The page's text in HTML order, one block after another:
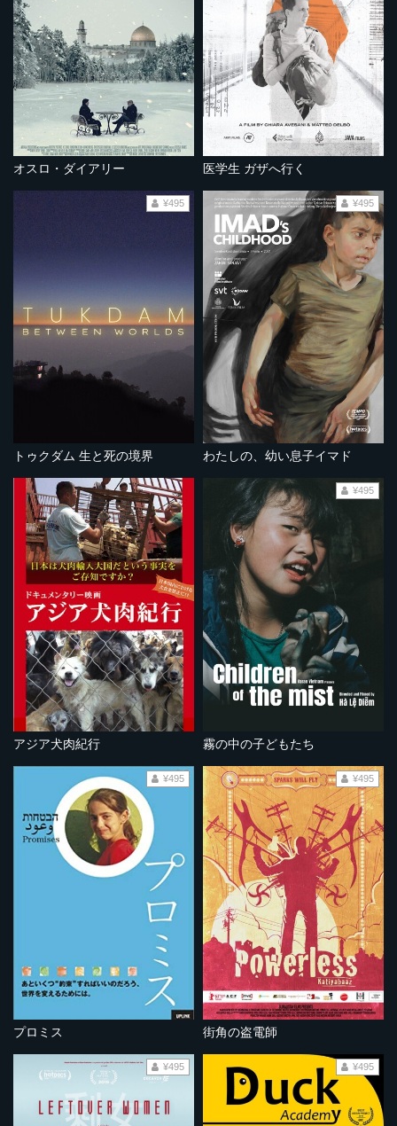
オスロ・ダイアリー 医学生 ガザへ行く
トゥクダム 生と死の境界
¥495
わたしの、幼い息子イマド
¥495
アジア犬肉紀行 霧の中の子どもたち
¥495
プロミス
¥495
街角の盗電師
¥495
¥495 ¥495